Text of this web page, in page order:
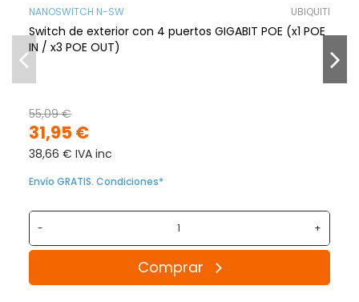
NANOSWITCH N-SW UBIQUITI
Switch de exterior con 4 puertos GIGABIT POE (x1 POE
IN / x3 POE OUT)
31,95 €
55,09 €
38,66 € IVA inc
Envío GRATIS. Condiciones*
- +
Comprar